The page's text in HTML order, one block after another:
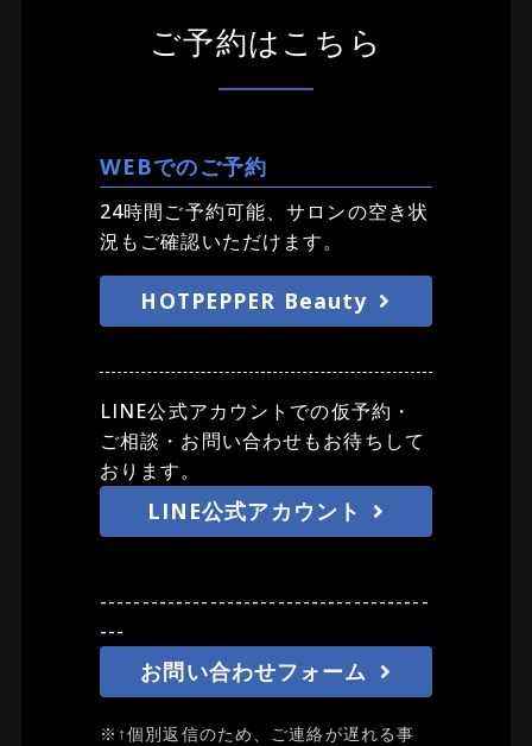
ご予約はこちら
WEBでのご予約
24時間ご予約可能、サロンの空き状
況もご確認いただけます。
HOTPEPPER Beauty
LINE公式アカウントでの仮予約・
ご相談・お問い合わせもお待ちして
おります。
LINE公式アカウント
---------------------------------------
---
お問い合わせフォーム
※↑個別返信のため、ご連絡が遅れる事